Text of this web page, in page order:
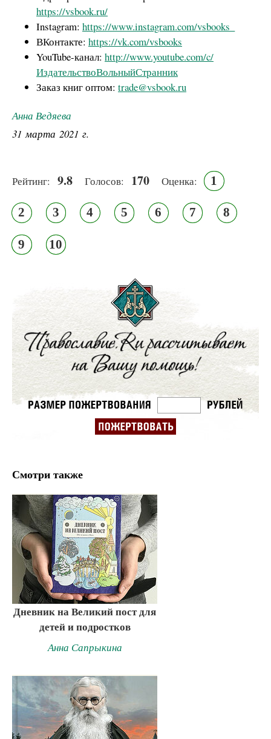
https://vsbook.ru/
Instagram: https://www.instagram.com/vsbooks_
ВКонтакте: https://vk.com/vsbooks
YouTube-канал: http://www.youtube.com/c/
ИздательствоВольныйСтранник
Заказ книг оптом: trade@vsbook.ru
Анна Ведяева
31 марта 2021 г.
Рейтинг: 9.8 Голосов: 170 Оценка: 1
2 3 4 5 6 7 8
9 10
Смотри также
Дневник на Великий пост для
детей и подростков
Анна Сапрыкина